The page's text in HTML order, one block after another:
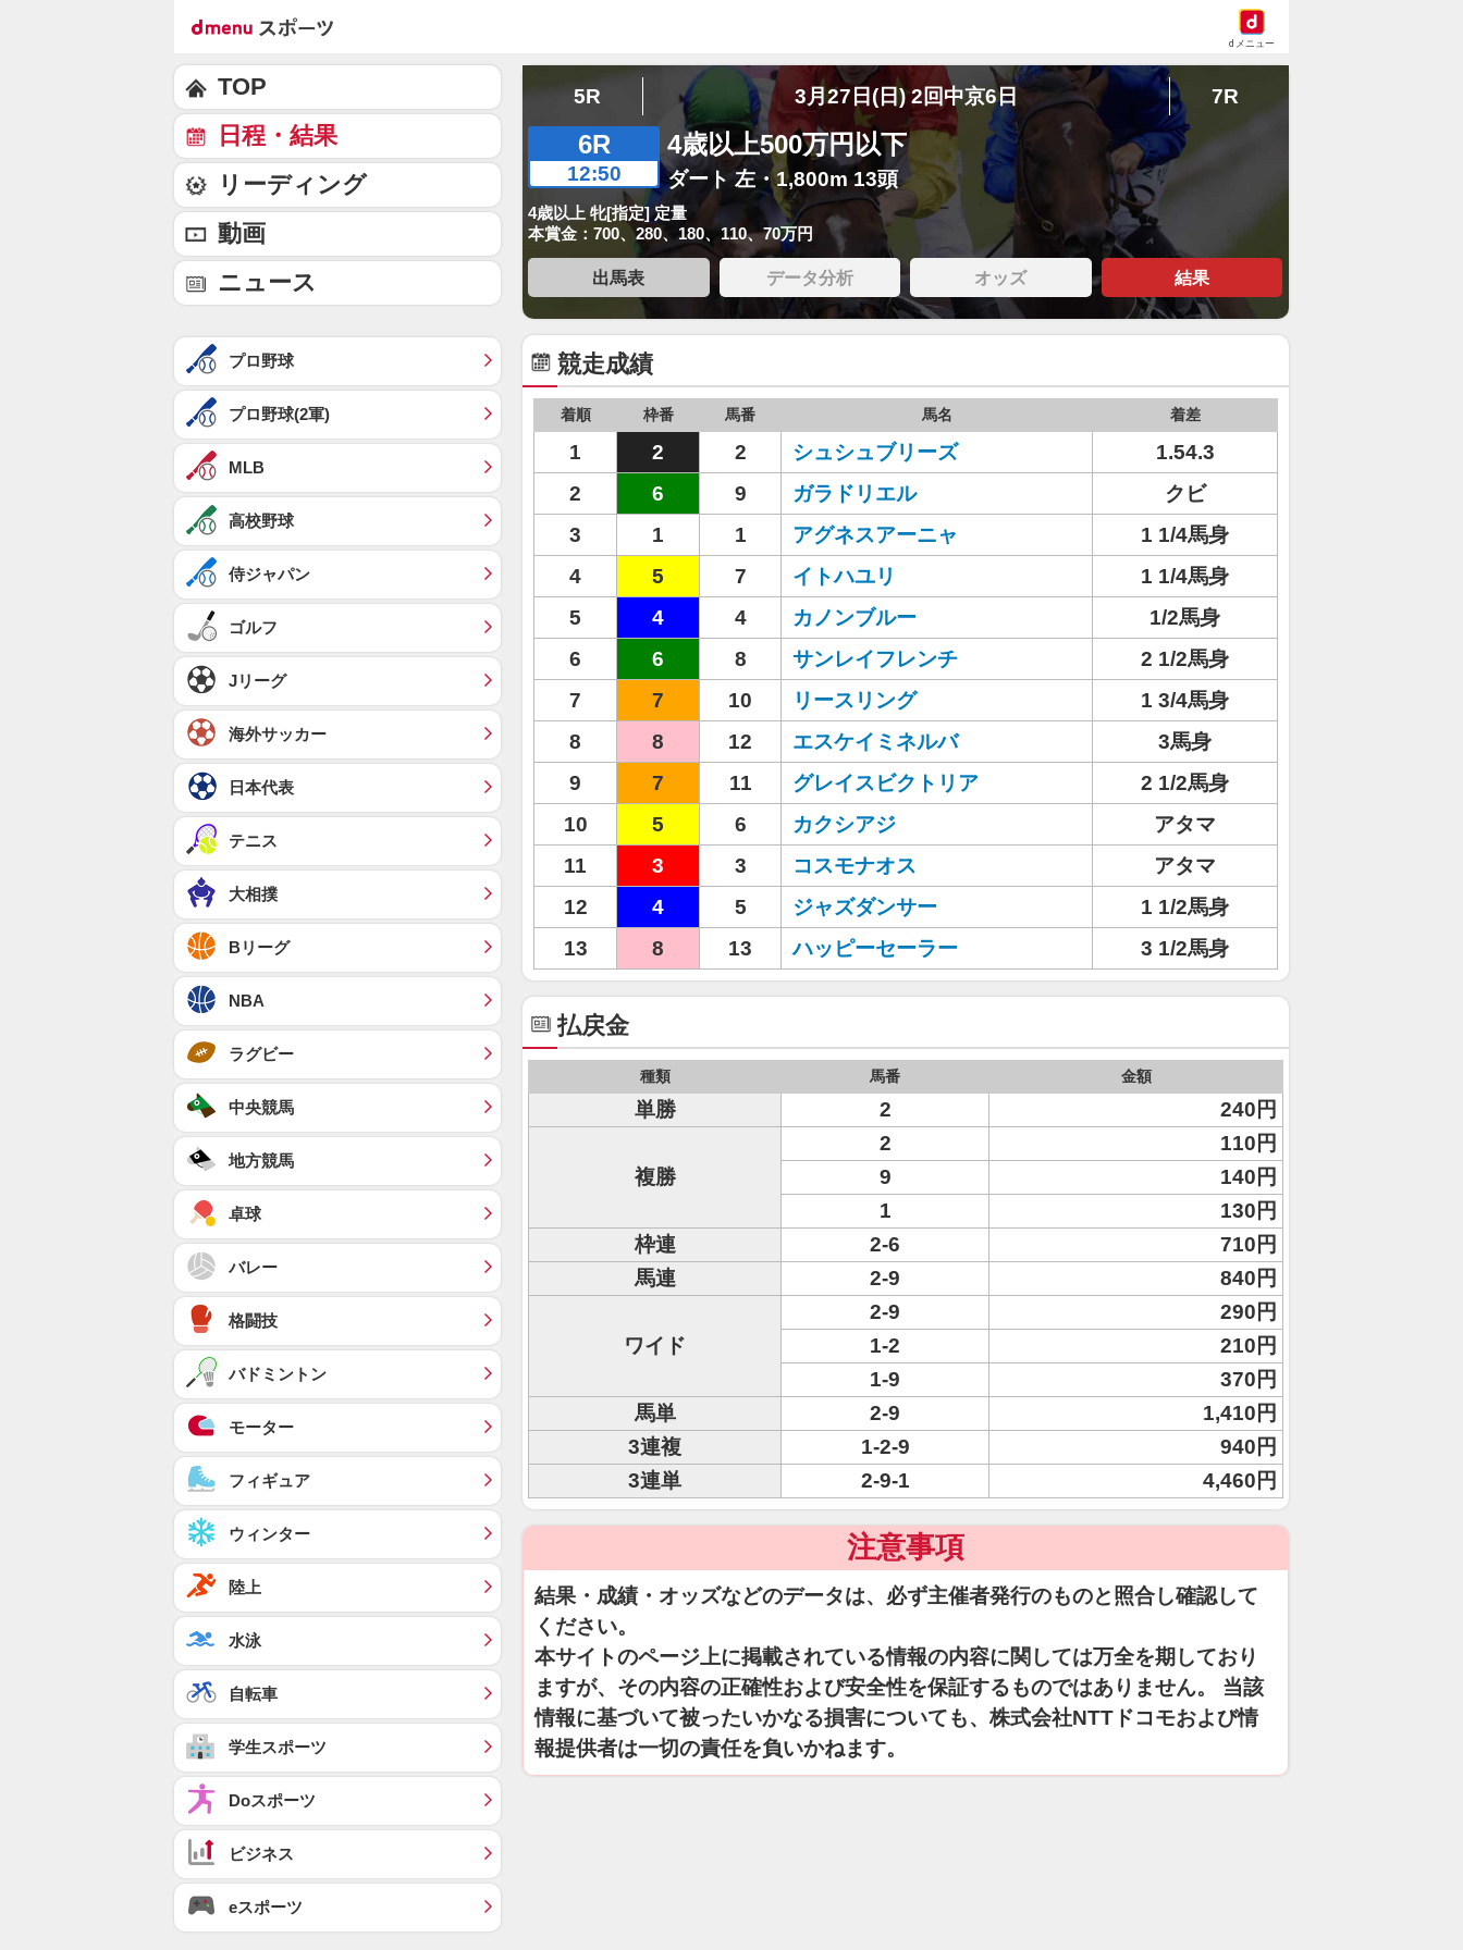
dメニュー
5R 3月27日(日) 2回中京6日 7R
6R
12:50
4歳以上500万円以下
ダート 左・1,800m 13頭
4歳以上 牝[指定] 定量
本賞金：700、280、180、110、70万円
出馬表 データ分析 オッズ 結果
競走成績
着順 枠番 馬番 馬名 着差
1 2 2 シュシュブリーズ
1.54.3
2
6 9 ガラドリエル
クビ
3
1 1 アグネスアーニャ
1 1/4馬身
4
5 7 イトハユリ
1 1/4馬身
5
4 4 カノンブルー
1/2馬身
6
6 8 サンレイフレンチ
2 1/2馬身
7
7 10 リースリング
1 3/4馬身
8
8 12 エスケイミネルバ
3馬身
9
7 11 グレイスビクトリア
2 1/2馬身
10
5 6 カクシアジ
アタマ
11
3 3 コスモナオス
アタマ
12
4 5 ジャズダンサー
1 1/2馬身
13
8 13 ハッピーセーラー 3 1/2馬身
払戻金
種類 馬番 金額
単勝 2 240円
複勝
2
110円
9
140円
1
130円
枠連
2-6
710円
馬連
2-9 840円
ワイド
2-9
290円
1-2
210円
1-9
370円
馬単
2-9
1,410円
3連複
1-2-9
940円
3連単
2-9-1 4,460円
注意事項
結果・成績・オッズなどのデータは、必ず主催者発行のものと照合し確認して
ください。
本サイトのページ上に掲載されている情報の内容に関しては万全を期しており
ますが、その内容の正確性および安全性を保証するものではありません。 当該
情報に基づいて被ったいかなる損害についても、株式会社NTTドコモおよび情
報提供者は一切の責任を負いかねます。
TOP
日程・結果
リーディング
動画
ニュース
プロ野球
プロ野球(2軍)
MLB
高校野球
侍ジャパン
ゴルフ
Jリーグ
海外サッカー
日本代表
テニス
大相撲
Bリーグ
NBA
ラグビー
中央競馬
地方競馬
卓球
バレー
格闘技
バドミントン
モーター
フィギュア
ウィンター
陸上
水泳
自転車
学生スポーツ
Doスポーツ
ビジネス
eスポーツ